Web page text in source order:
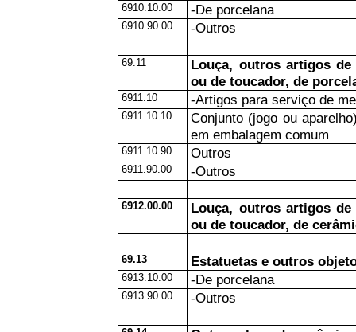
6910.10.00 -De porcelana
6910.90.00 -Outros
69.11
Louça, outros artigos
ou de toucador, de
6911.10 -Artigos para serviço de
6911.10.10
Conjunto (jogo ou
em embalagem comum
6911.10.90 Outros
6911.90.00 -Outros
6912.00.00
Louça, outros artigos
ou de toucador, de
69.13 Estatuetas e outros
6913.10.00 -De porcelana
6913.90.00 -Outros